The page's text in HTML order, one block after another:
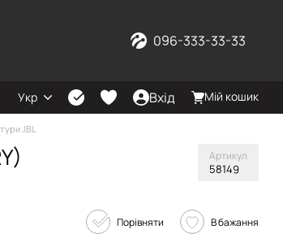
096-333-33-33
Укр Вхід Мій кошик
JBL
Артикул
58149
Порівняти В бажання